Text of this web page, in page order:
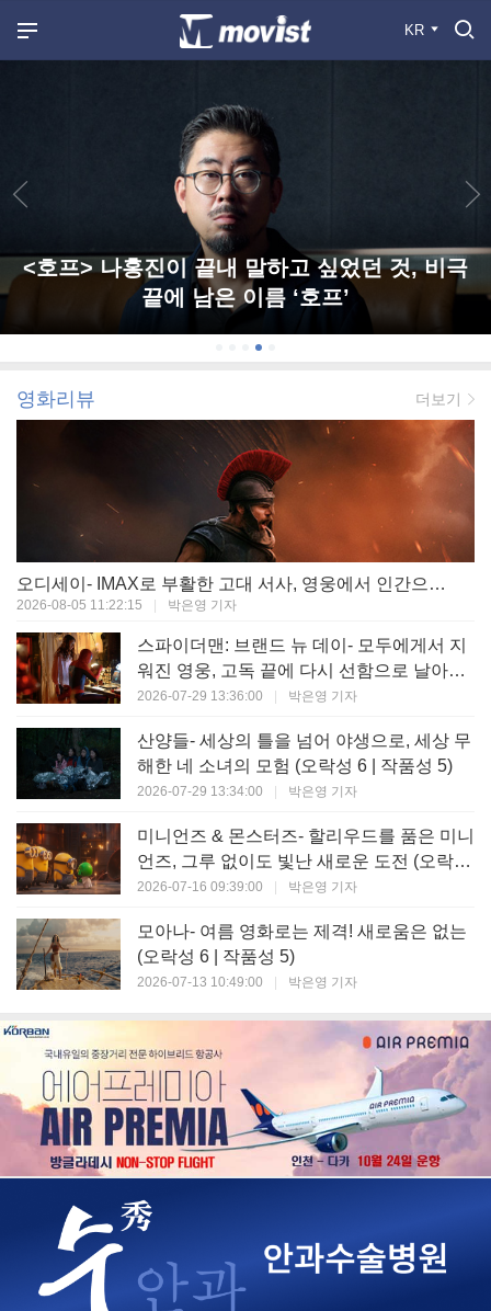
KR
<호프> 나홍진이 끝내 말하고 싶었던 것, 비극
끝에 남은 이름 ‘호프’
영화리뷰 더보기
오디세이- IMAX로 부활한 고대 서사, 영웅에서 인간으로의 귀환 (오락성 9 | 작품성 9)
2026-08-05 11:22:15 박은영 기자
스파이더맨: 브랜드 뉴 데이- 모두에게서 지
워진 영웅, 고독 끝에 다시 선함으로 날아오
르다 (오락성 8 | 작품성 8)
2026-07-29 13:36:00 박은영 기자
산양들- 세상의 틀을 넘어 야생으로, 세상 무
해한 네 소녀의 모험 (오락성 6 | 작품성 5)
2026-07-29 13:34:00 박은영 기자
미니언즈 & 몬스터즈- 할리우드를 품은 미니
언즈, 그루 없이도 빛난 새로운 도전 (오락성
7 | 작품성 6)
2026-07-16 09:39:00 박은영 기자
모아나- 여름 영화로는 제격! 새로움은 없는
(오락성 6 | 작품성 5)
2026-07-13 10:49:00 박은영 기자